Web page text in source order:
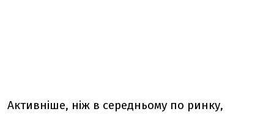
Активніше, ніж в середньому по ринку,